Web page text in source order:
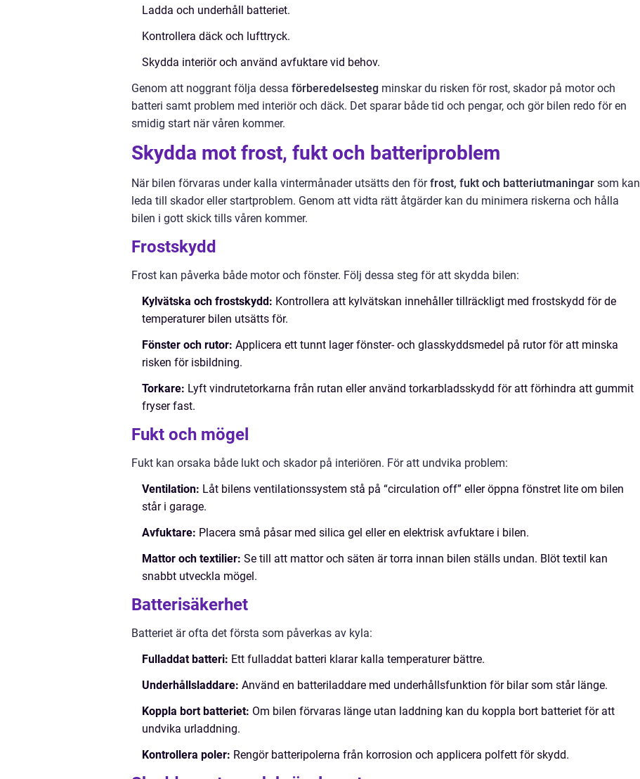
Ladda och underhåll batteriet.
Kontrollera däck och lufttryck.
Skydda interiör och använd avfuktare vid behov.
Genom att noggrant följa dessa förberedelsesteg minskar du risken för rost, skador på motor och
batteri samt problem med interiör och däck. Det sparar både tid och pengar, och gör bilen redo för en
smidig start när våren kommer.
Skydda mot frost, fukt och batteriproblem
När bilen förvaras under kalla vintermånader utsätts den förfrost, fukt och batteriutmaningar som kan
leda till skador eller startproblem. Genom att vidta rätt åtgärder kan du minimera riskerna och hålla
bilen i gott skick tills våren kommer.
Frostskydd
Frost kan påverka både motor och fönster. Följ dessa steg för att skydda bilen:
Kylvätska och frostskydd: Kontrollera att kylvätskan innehåller tillräckligt med frostskydd för de
temperaturer bilen utsätts för.
Fönster och rutor: Applicera ett tunnt lager fönster- och glasskyddsmedel på rutor för att minska
risken för isbildning.
Torkare: Lyft vindrutetorkarna från rutan eller använd torkarbladsskydd för att förhindra att gummit
fryser fast.
Fukt och mögel
Fukt kan orsaka både lukt och skador på interiören. För att undvika problem:
Ventilation: Låt bilens ventilationssystem stå på “circulation off” eller öppna fönstret lite om bilen
står i garage.
Avfuktare: Placera små påsar med silica gel eller en elektrisk avfuktare i bilen.
Mattor och textilier: Se till att mattor och säten är torra innan bilen ställs undan. Blöt textil kan
snabbt utveckla mögel.
Batterisäkerhet
Batteriet är ofta det första som påverkas av kyla:
Fulladdat batteri: Ett fulladdat batteri klarar kalla temperaturer bättre.
Underhållsladdare: Använd en batteriladdare med underhållsfunktion för bilar som står länge.
Koppla bort batteriet: Om bilen förvaras länge utan laddning kan du koppla bort batteriet för att
undvika urladdning.
Kontrollera poler: Rengör batteripolerna från korrosion och applicera polfett för skydd.